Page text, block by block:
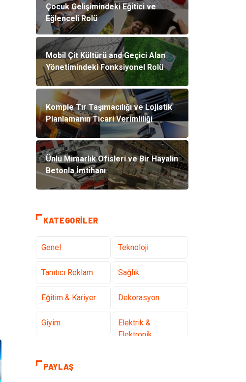
Çocuk Gelişimindeki Eğitici ve
Eğlenceli Rolü
Mobil Çit Kültürü and Geçici Alan
Yönetimindeki Fonksiyonel Rolü
Komple Tır Taşımacılığı ve Lojistik
Planlamanın Ticari Verimliliği
Ünlü Mimarlık Ofisleri ve Bir Hayalin
Betonla İmtihanı
KATEGORILER
Genel Teknoloji
Tanıtıcı Reklam Sağlık
Eğitim & Kariyer Dekorasyon
Giyim
Elektrik &
Elektronik
Gıda
PAYLAŞ